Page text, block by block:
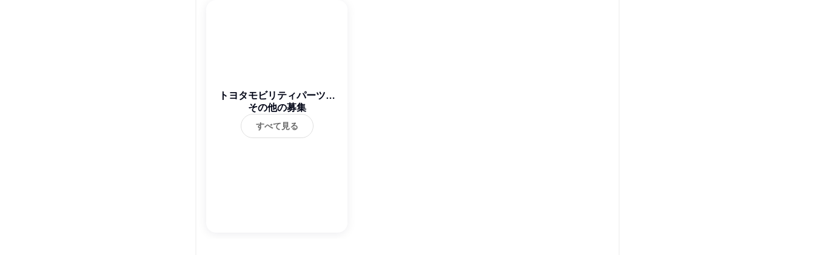
トヨタモビリティパーツ株
式会社
その他の募集
すべて見る